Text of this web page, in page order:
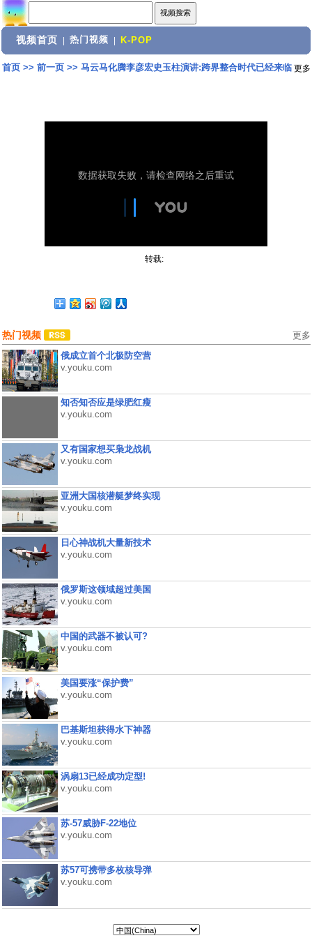
视频首页 热门视频 K-POP
首页>> 前一页>> 马云马化腾李彦宏史玉柱演讲:跨界整合时代已经来临 更多
转载:
热门视频 更多
俄成立首个北极防空营
v.youku.com
知否知否应是绿肥红瘦
v.youku.com
又有国家想买枭龙战机
v.youku.com
亚洲大国核潜艇梦终实现
v.youku.com
日心神战机大量新技术
v.youku.com
俄罗斯这领域超过美国
v.youku.com
中国的武器不被认可?
v.youku.com
美国要涨“保护费”
v.youku.com
巴基斯坦获得水下神器
v.youku.com
涡扇13已经成功定型!
v.youku.com
苏-57威胁F-22地位
v.youku.com
苏57可携带多枚核导弹
v.youku.com